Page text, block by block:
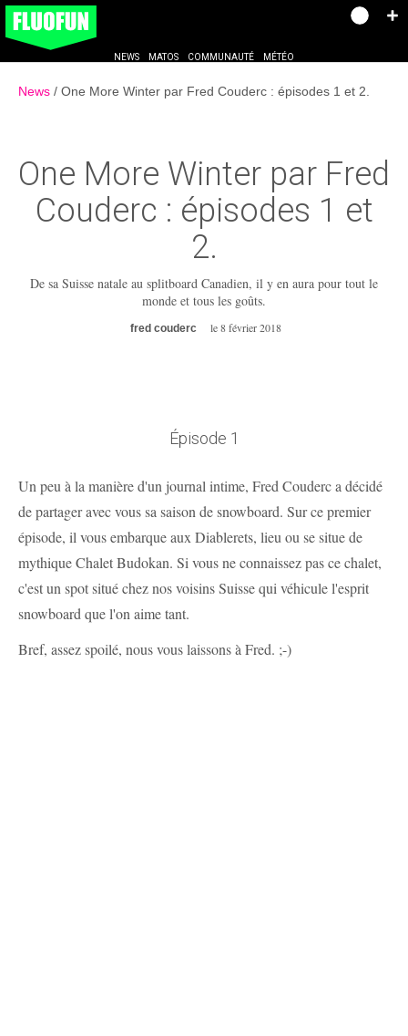
NEWS MATOS COMMUNAUTÉ MÉTÉO
News One More Winter par Fred Couderc : épisodes 1 et 2.
One More Winter par Fred
Couderc : épisodes 1 et
2.
De sa Suisse natale au splitboard Canadien, il y en aura pour tout le
monde et tous les goûts.
fred couderc le 8 février 2018
Épisode 1
Un peu à la manière d'un journal intime, Fred Couderc a décidé
de partager avec vous sa saison de snowboard. Sur ce premier
épisode, il vous embarque aux Diablerets, lieu ou se situe de
mythique Chalet Budokan. Si vous ne connaissez pas ce chalet,
c'est un spot situé chez nos voisins Suisse qui véhicule l'esprit
snowboard que l'on aime tant.
Bref, assez spoilé, nous vous laissons à Fred. ;-)